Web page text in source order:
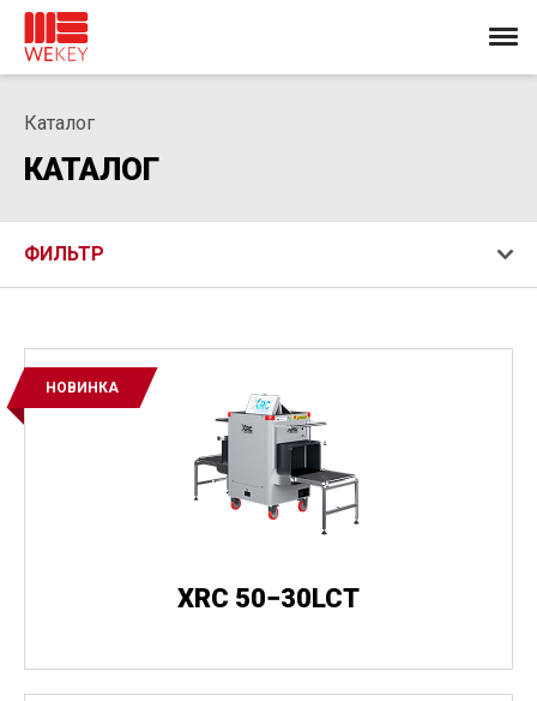
Каталог
КАТАЛОГ
ФИЛЬТР
НОВИНКА
XRC 50−30LCT